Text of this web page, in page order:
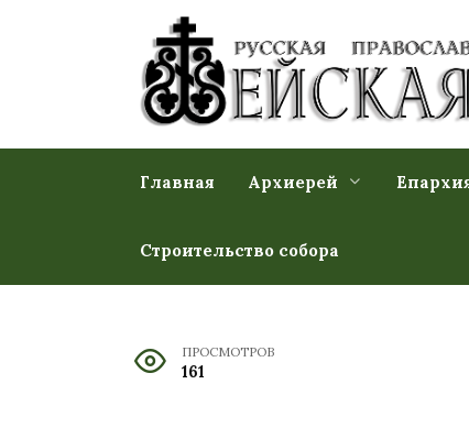
Главная Архиерей
Строительство собора
ПРОСМОТРОВ
161